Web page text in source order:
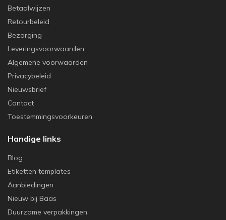
Betaalwijzen
Retourbeleid
Bezorging
Leveringsvoorwaarden
Algemene voorwaarden
Privacybeleid
Nieuwsbrief
Contact
Toestemmingsvoorkeuren
Handige links
Blog
Etiketten templates
Aanbiedingen
Nieuw bij Baas
Duurzame verpakkingen